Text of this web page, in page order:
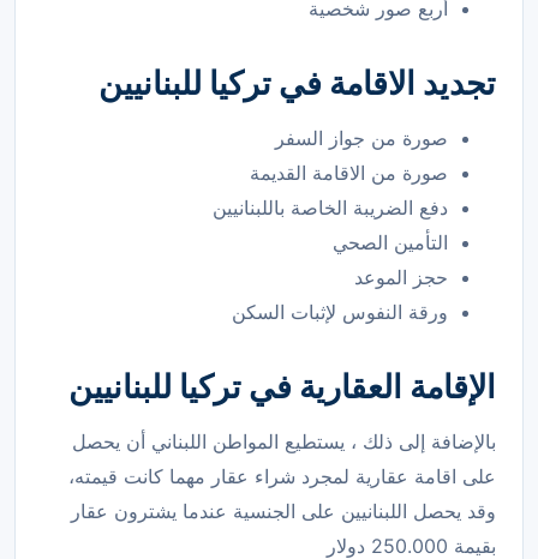
أربع صور شخصية
تجديد الاقامة في تركيا للبنانيين
صورة من جواز السفر
صورة من الاقامة القديمة
دفع الضريبة الخاصة باللبنانيين
التأمين الصحي
حجز الموعد
ورقة النفوس لإثبات السكن
الإقامة العقارية في تركيا للبنانيين
بالإضافة إلى ذلك ، يستطيع المواطن اللبناني أن يحصل
على اقامة عقارية لمجرد شراء عقار مهما كانت قيمته،
وقد يحصل اللبنانيين على الجنسية عندما يشترون عقار
بقيمة 250.000 دولار